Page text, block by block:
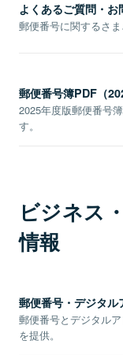
よくあるご質問・お
郵便番号に関するさ
郵便番号簿PDF（
2025年度版郵便番号
す。
ビジネス
情報
郵便番号・デジタル
郵便番号とデジタル
を提供。